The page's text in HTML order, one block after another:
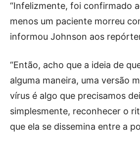
“Infelizmente, foi confirmado
menos um paciente morreu
informou Johnson aos
“Então, acho que a ideia de
alguma maneira, uma versão
vírus é algo que precisamos
simplesmente, reconhecer o
que ela se dissemina entre a